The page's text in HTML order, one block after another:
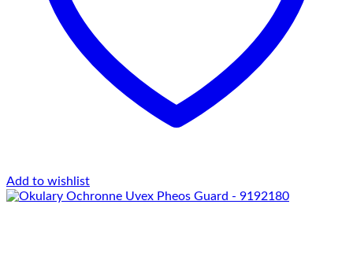
Add to wishlist